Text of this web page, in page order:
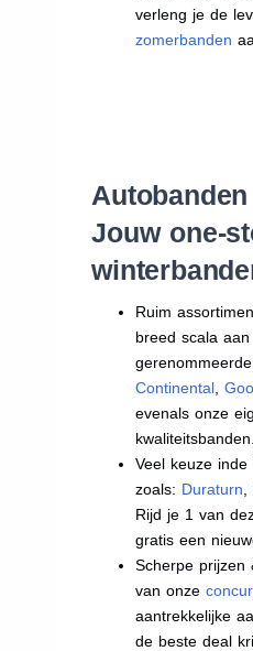
verleng je de
zomerbanden
Jouw one-
Ruim
breed scala
Continental ,
evenals onze
kwaliteitsbanden.
Veel keuze
zoals: Duraturn
Rijd je 1 van
gratis een
Scherpe prijzen
van onze
aantrekkelijke
de beste deal